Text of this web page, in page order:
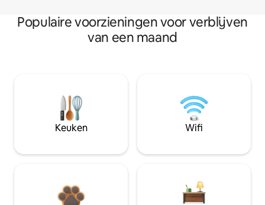
Populaire voorzieningen voor verblijven
van een maand
Keuken Wifi